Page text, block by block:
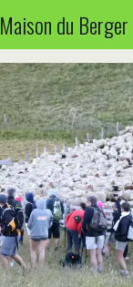
Maison du Berger